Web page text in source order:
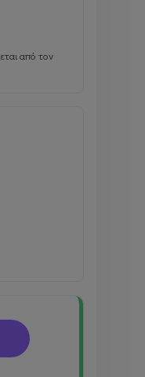
από τον